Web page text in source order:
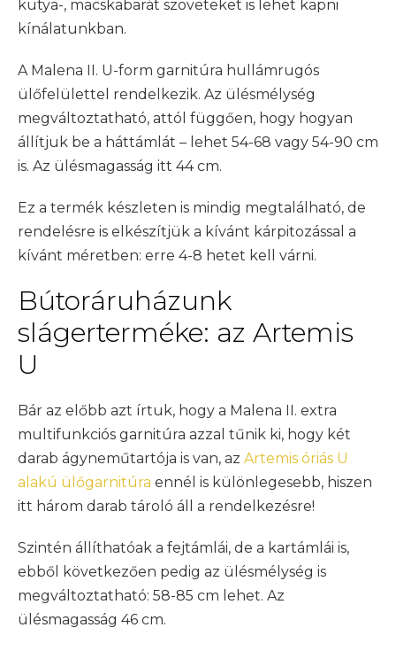
kutya-, macskabarát szöveteket is lehet kapni
kínálatunkban.
A Malena II. U-form garnitúra hullámrugós
ülőfelülettel rendelkezik. Az ülésmélység
megváltoztatható, attól függően, hogy hogyan
állítjuk be a háttámlát – lehet 54-68 vagy 54-90 cm
is. Az ülésmagasság itt 44 cm.
Ez a termék készleten is mindig megtalálható, de
rendelésre is elkészítjük a kívánt kárpitozással a
kívánt méretben: erre 4-8 hetet kell várni.
Bútoráruházunk
slágerterméke: az Artemis
U
Bár az előbb azt írtuk, hogy a Malena II. extra
multifunkciós garnitúra azzal tűnik ki, hogy két
darab ágyneműtartója is van, az Artemis óriás U
alakú ülőgarnitúra ennél is különlegesebb, hiszen
itt három darab tároló áll a rendelkezésre!
Szintén állíthatóak a fejtámlái, de a kartámlái is,
ebből következően pedig az ülésmélység is
megváltoztatható: 58-85 cm lehet. Az
ülésmagasság 46 cm.